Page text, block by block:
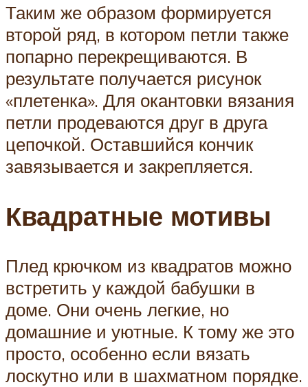
Таким же образом формируется
второй ряд, в котором петли также
попарно перекрещиваются. В
результате получается рисунок
«плетенка». Для окантовки вязания
петли продеваются друг в друга
цепочкой. Оставшийся кончик
завязывается и закрепляется.
Квадратные мотивы
Плед крючком из квадратов можно
встретить у каждой бабушки в
доме. Они очень легкие, но
домашние и уютные. К тому же это
просто, особенно если вязать
лоскутно или в шахматном порядке.